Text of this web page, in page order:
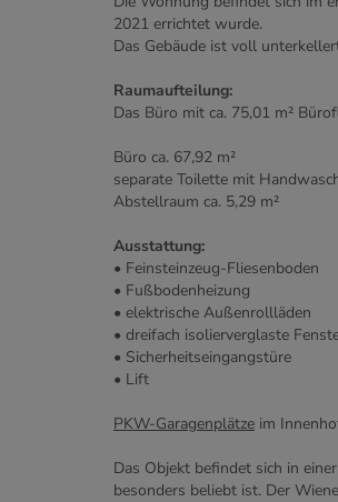
2021 errichtet wurde.
Das Gebäude ist voll
Raumaufteilung:
Das Büro mit ca. 75,01 m²
Büro ca. 67,92 m²
separate Toilette mit
Abstellraum ca. 5,29 m²
Ausstattung:
• Feinsteinzeug-Fliesenboden
• Fußbodenheizung
• elektrische Außenrollläden
• dreifach isolierverglaste
• Sicherheitseingangstüre
• Lift
PKW-Garagenplätze im
Das Objekt befindet sich in
besonders beliebt ist. Der